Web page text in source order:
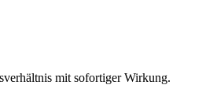
mit sofortiger Wirkung.